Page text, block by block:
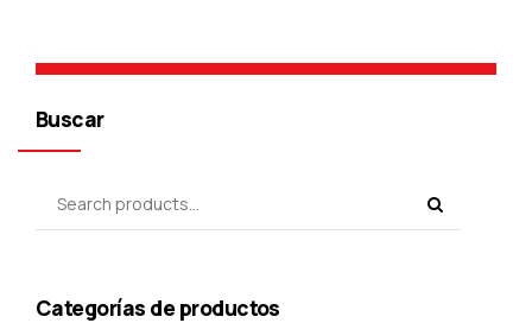
Buscar
Categorías de productos